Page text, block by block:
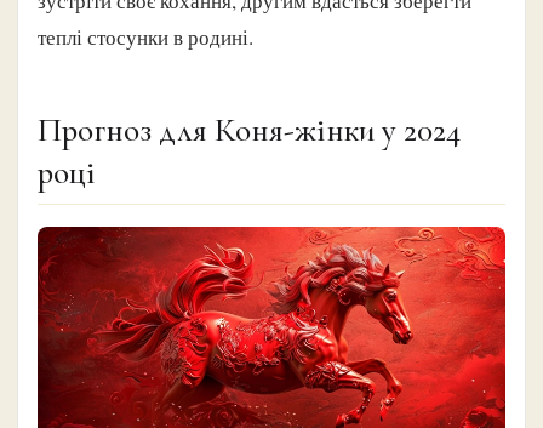
теплі стосунки в родині.
Прогноз для Коня-жінки у 2024
році